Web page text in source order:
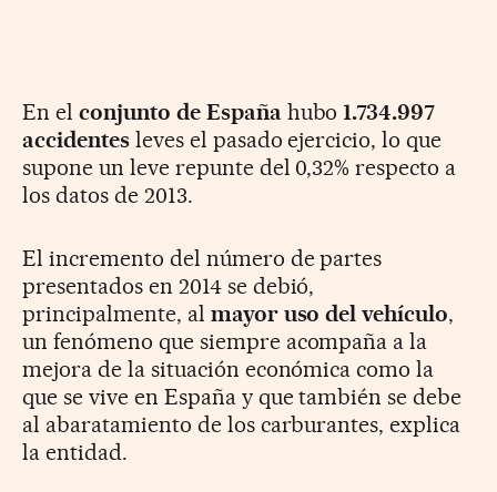
En el conjunto de España hubo 1.734.997
accidentesleves el pasado ejercicio, lo que
supone un leve repunte del 0,32% respecto a
los datos de 2013.
El incremento del número de partes
presentados en 2014 se debió,
principalmente, al mayor uso del vehículo,
un fenómeno que siempre acompaña a la
mejora de la situación económica como la
que se vive en España y que también se debe
al abaratamiento de los carburantes, explica
la entidad.